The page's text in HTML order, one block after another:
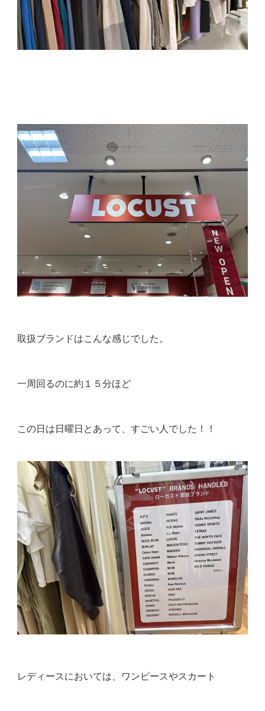
取扱ブランドはこんな感じでした。
一周回るのに約１５分ほど
この日は日曜日とあって、すごい人でした！！
レディースにおいては、ワンピースやスカート